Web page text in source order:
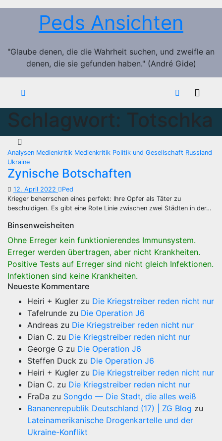
Zum
Peds Ansichten
"Glaube denen, die die Wahrheit suchen, und zweifle an
denen, die sie gefunden haben." (André Gide)
Schlagwort: Totschka
Analysen Medienkritik Medienkritik Politik und Gesellschaft Russland
Ukraine
Zynische Botschaften
12. April 2022
Ped
Krieger beherrschen eines perfekt: Ihre Opfer als Täter zu
beschuldigen. Es gibt eine Rote Linie zwischen zwei Städten in der…
Binsenweisheiten
Ohne Erreger kein funktionierendes Immunsystem.
Erreger werden übertragen, aber nicht Krankheiten.
Positive Tests auf Erreger sind nicht gleich Infektionen.
Infektionen sind keine Krankheiten.
Neueste Kommentare
Heiri + Kugler zu Die Kriegstreiber reden nicht nur
Tafelrunde zu Die Operation J6
Andreas zu Die Kriegstreiber reden nicht nur
Dian C. zu Die Kriegstreiber reden nicht nur
George G zu Die Operation J6
Steffen Duck zu Die Operation J6
Heiri + Kugler zu Die Kriegstreiber reden nicht nur
Dian C. zu Die Kriegstreiber reden nicht nur
FraDa zu Songdo — Die Stadt, die alles weiß
Bananenrepublik Deutschland (17) | ZG Blog zu
Lateinamerikanische Drogenkartelle und der
Ukraine-Konflikt